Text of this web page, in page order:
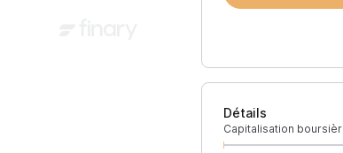
Détails
Capitalisation